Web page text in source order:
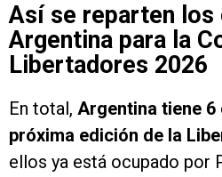
Así se reparten los
Argentina para la
Libertadores 2026
En total, Argentina tiene 6
próxima edición de la
ellos ya está ocupado por